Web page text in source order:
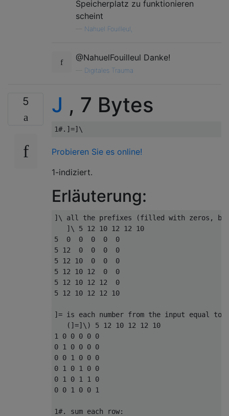
Speicherplatz zu funktionieren
scheint
Nahuel Fouilleul,
@NahuelFouilleul Danke!
Digitales Trauma
5 J , 7 Bytes
Probieren Sie es online!
1-indiziert.
Erläuterung:
]\ all the prefixes (filled with zeros,
   ]\ 5 12 10 12 12 10
5  0  0  0  0  0
5 12  0  0  0  0
5 12 10  0  0  0
5 12 10 12  0  0
5 12 10 12 12  0
5 12 10 12 12 10
]= is each number from the input equal
   (]=]\) 5 12 10 12 12 10
1 0 0 0 0 0
0 1 0 0 0 0
0 0 1 0 0 0
0 1 0 1 0 0
0 1 0 1 1 0
0 0 1 0 0 1
1#. sum each row: